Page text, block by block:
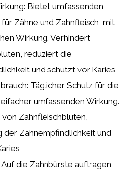
Bietet umfassenden
Zähne und Zahnfleisch, mit
Wirkung. Verhindert
reduziert die
und schützt vor Karies
Täglicher Schutz für die
umfassenden Wirkung.
Zahnfleischbluten,
der Zahnempfindlichkeit und
die Zahnbürste auftragen